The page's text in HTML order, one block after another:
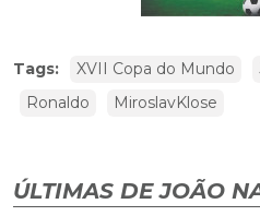
Tags: XVII Copa do Mundo
Ronaldo
MiroslavKlose
ÚLTIMAS DE JOÃO